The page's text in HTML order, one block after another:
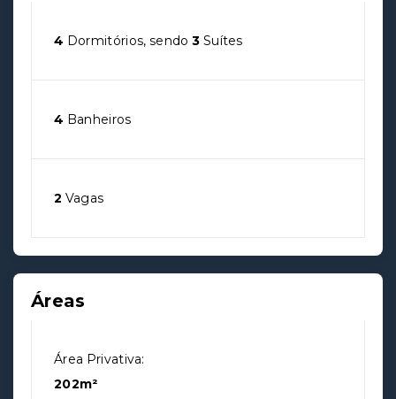
4 Dormitórios, sendo3 Suítes
4 Banheiros
2 Vagas
Áreas
Área Privativa:
202m²